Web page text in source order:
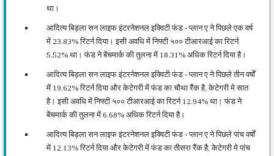
था।
आदित्य बिड़ला सन लाइफ इंटरनेशनल इक्विटी फंड - प्लान ए ने पिछले एक वर्ष
में 23.83% रिटर्न दिया। इसी अवधि में निफ्टी ५०० टीआरआई का रिटर्न
5.52% था। फंड ने बेंचमार्क की तुलना में 18.31% अधिक रिटर्न दिया है।
आदित्य बिड़ला सन लाइफ इंटरनेशनल इक्विटी फंड - प्लान ए ने पिछले तीन वर्षों
में 19.62% रिटर्न दिया और केटेगरी में फंड का चौथा रैंक है, केटेगरी मे सात
है। इसी अवधि में निफ्टी ५०० टीआरआई का रिटर्न 12.94% था। फंड ने
बेंचमार्क की तुलना में 6.68% अधिक रिटर्न दिया है।
आदित्य बिड़ला सन लाइफ इंटरनेशनल इक्विटी फंड - प्लान ए ने पिछले पांच वर्षों
में 12.13% रिटर्न दिया और केटेगरी में फंड का तीसरा रैंक है, केटेगरी मे पांच